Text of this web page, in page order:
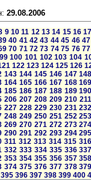
29.08.2006
9 10 11 12 13 14 15 16
40 41 42 43 44 45 46 47
70 71 72 73 74 75 76 77
99 100 101 102 103 104
122 123 124 125 126
143 144 145 146 147
164 165 166 167 168
185 186 187 188 189
206 207 208 209 210 211
227 228 229 230 231
248 249 250 251 252
269 270 271 272 273
290 291 292 293 294
311 312 313 314 315 316
332 333 334 335 336
353 354 355 356 357
374 375 376 377 378
395 396 397 398 399 400